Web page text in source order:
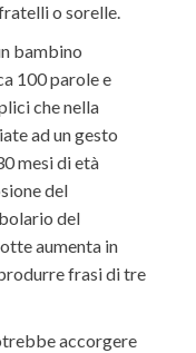
o sorelle.
bambino
100 parole e
che nella
ad un gesto
mesi di età
del
del
aumenta in
frasi di tre
accorgere